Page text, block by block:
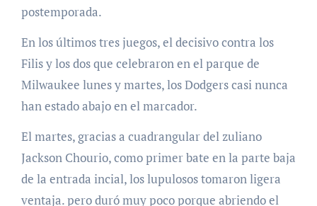
postemporada.
En los últimos tres juegos, el decisivo contra los
Filis y los dos que celebraron en el parque de
Milwaukee lunes y martes, los Dodgers casi nunca
han estado abajo en el marcador.
El martes, gracias a cuadrangular del zuliano
Jackson Chourio, como primer bate en la parte baja
de la entrada incial, los lupulosos tomaron ligera
ventaja. pero duró muy poco porque abriendo el